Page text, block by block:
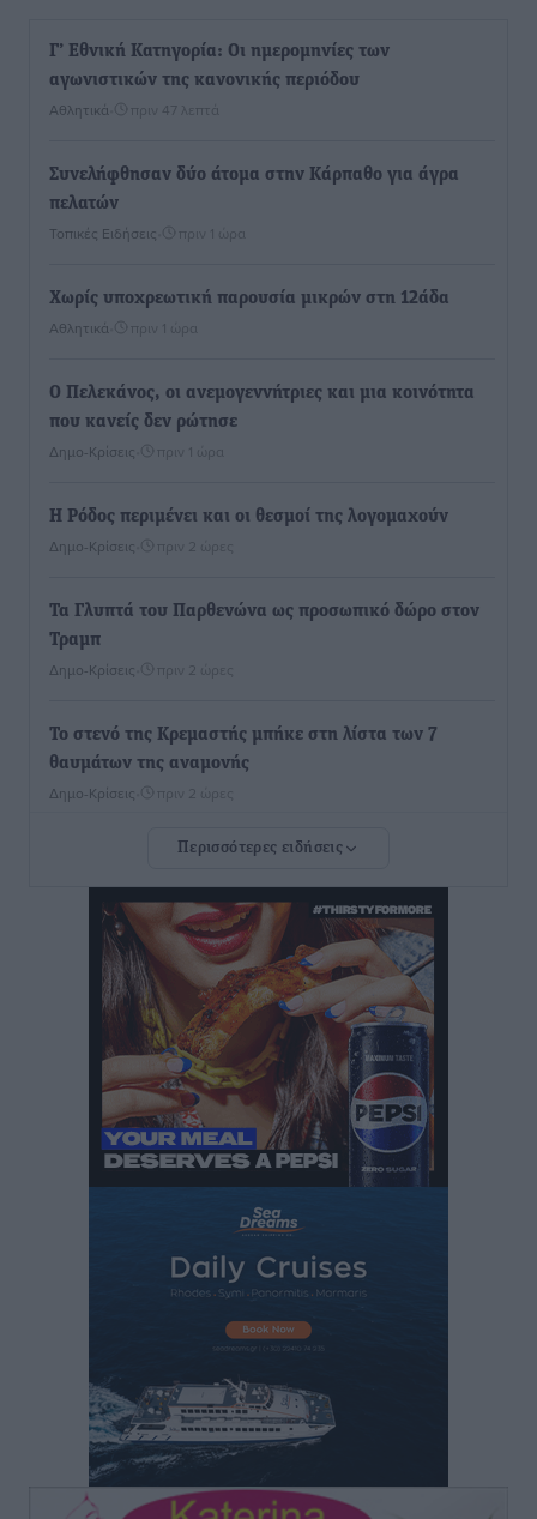
Γ’ Εθνική Κατηγορία: Οι ημερομηνίες των
αγωνιστικών της κανονικής περιόδου
Αθλητικά πριν 47 λεπτά
Συνελήφθησαν δύο άτομα στην Κάρπαθο για άγρα
πελατών
Τοπικές Ειδήσεις πριν 1 ώρα
Χωρίς υποχρεωτική παρουσία μικρών στη 12άδα
Αθλητικά πριν 1 ώρα
Ο Πελεκάνος, οι ανεμογεννήτριες και μια κοινότητα
που κανείς δεν ρώτησε
Δημο-Κρίσεις πριν 1 ώρα
Η Ρόδος περιμένει και οι θεσμοί της λογομαχούν
Δημο-Κρίσεις πριν 2 ώρες
Τα Γλυπτά του Παρθενώνα ως προσωπικό δώρο στον
Τραμπ
Δημο-Κρίσεις πριν 2 ώρες
Το στενό της Κρεμαστής μπήκε στη λίστα των 7
θαυμάτων της αναμονής
Δημο-Κρίσεις πριν 2 ώρες
ΣΕΤΕ: Σημαντική θεσμική εξέλιξη η ΚΥΑ για το ΕΧΠ
για τον τουρισμό
Ειδήσεις• πριν 2 ώρες
Γ. Χατζημάρκος: “Δύο μεγάλες δεσμεύσεις
Γεωργιάδη” – Κίνητρα για τους γιατρούς των νησιών
και συνεργασία Ρόδου με το Αττικόν για το
Ακτινοθεραπευτικό
Τοπικές Ειδήσεις• πριν 2 ώρες
Σούπερ μάρκετ: Διευρύνεται η εθνική πρωτοβουλία
για τις τιμές – Eρχονται νέες συμμετοχές εταιρειών
Συνελήφθησαν έξι άτομα για ηχορύπανση από
πριν 2 ώρες
15 Αυγούστου 2026: Πώς θα πληρωθούν όσοι
εργαστούν την αργία – Τι ισχύει για πενθήμερο,
εξαήμερο και άδειες
Ειδήσεις πριν 2 ώρες
Περισσότερες ειδήσεις